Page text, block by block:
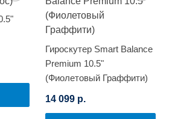
Гироскутер Smart Balance
Premium 10.5"
(Фиолетовый Граффити)
14 099 р.